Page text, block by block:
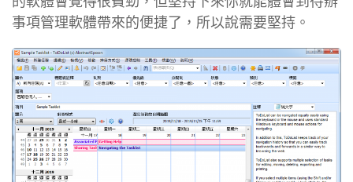
事項管理軟體帶來的便捷了，所以說需要堅持。